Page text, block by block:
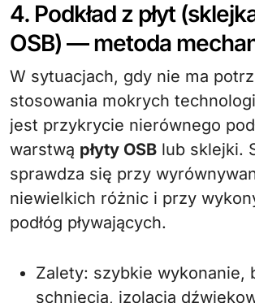
4. Podkład z płyt
OSB) — metoda
W sytuacjach, gdy nie ma
stosowania mokrych
jest przykrycie nierównego
warstwą płyty OSB lub sklejki.
sprawdza się przy
niewielkich różnic i przy
podłóg pływających.
Zalety: szybkie wykonanie,
schnięcia, izolacja